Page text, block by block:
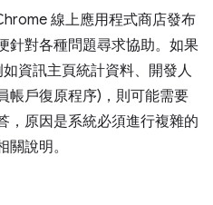
線上應用程式商店發布
針對各種問題尋求協助。如果
資訊主頁統計資料、開發人
帳戶復原程序)，則可能需要
，原因是系統必須進行複雜的
說明。